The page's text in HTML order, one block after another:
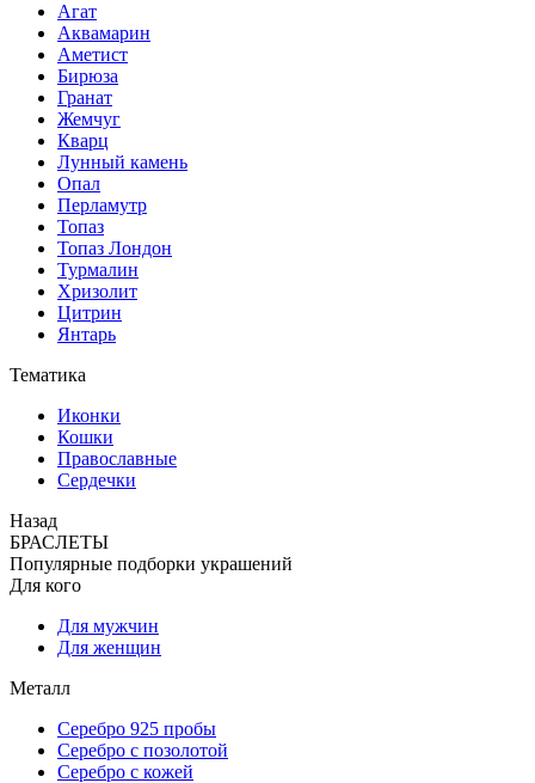
Агат
Аквамарин
Аметист
Бирюза
Гранат
Жемчуг
Кварц
Лунный камень
Опал
Перламутр
Топаз
Топаз Лондон
Турмалин
Хризолит
Цитрин
Янтарь
Тематика
Иконки
Кошки
Православные
Сердечки
Назад
БРАСЛЕТЫ
Популярные подборки украшений
Для кого
Для мужчин
Для женщин
Металл
Серебро 925 пробы
Серебро с позолотой
Серебро с кожей